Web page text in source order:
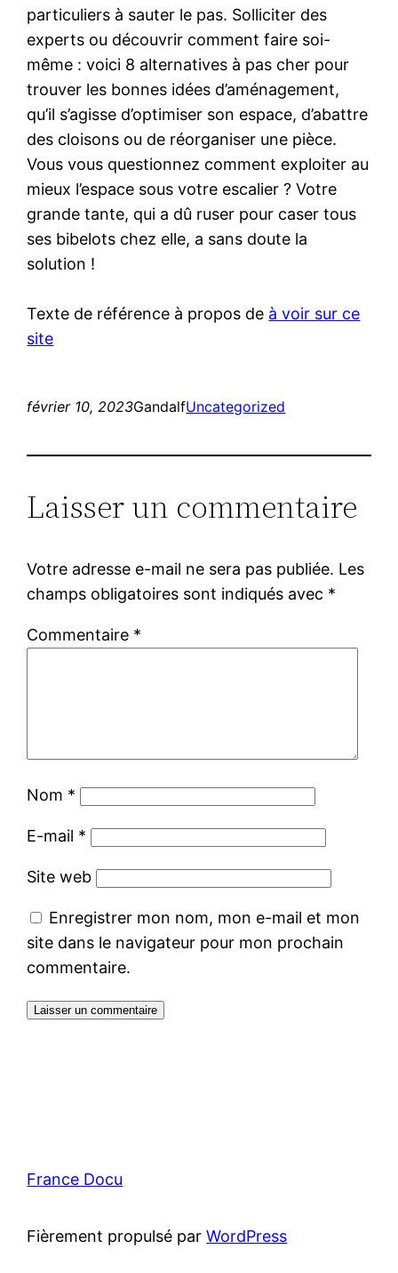
particuliers à sauter le pas. Solliciter des
experts ou découvrir comment faire soi-
même : voici 8 alternatives à pas cher pour
trouver les bonnes idées d’aménagement,
qu’il s’agisse d’optimiser son espace, d’abattre
des cloisons ou de réorganiser une pièce.
Vous vous questionnez comment exploiter au
mieux l’espace sous votre escalier ? Votre
grande tante, qui a dû ruser pour caser tous
ses bibelots chez elle, a sans doute la
solution !
Texte de référence à propos de à voir sur ce
site
février 10, 2023GandalfUncategorized
Laisser un commentaire
Votre adresse e-mail ne sera pas publiée. Les
champs obligatoires sont indiqués avec *
Commentaire *
Nom *
E-mail *
Site web
Enregistrer mon nom, mon e-mail et mon
site dans le navigateur pour mon prochain
commentaire.
France Docu
Fièrement propulsé parWordPress